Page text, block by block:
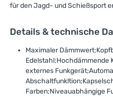
für den Jagd- und Schießsport
Details & technische
Maximaler
Edelstahl;Hochdämmende
externes
Farben;Niveauabhängige